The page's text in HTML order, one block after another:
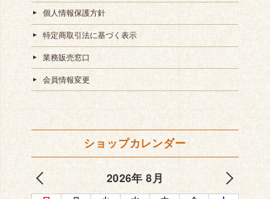
個人情報保護方針
特定商取引法に基づく表示
業務販売窓口
会員情報変更
ショップカレンダー
2026年 8月